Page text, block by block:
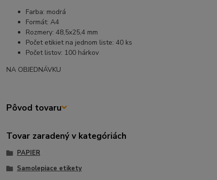
Farba: modrá
Formát: A4
Rozmery: 48,5x25,4 mm
Počet etikiet na jednom liste: 40 ks
Počet listov: 100 hárkov
NA OBJEDNÁVKU
Pôvod tovaru
Tovar zaradený v kategóriách
PAPIER
Samolepiace etikety